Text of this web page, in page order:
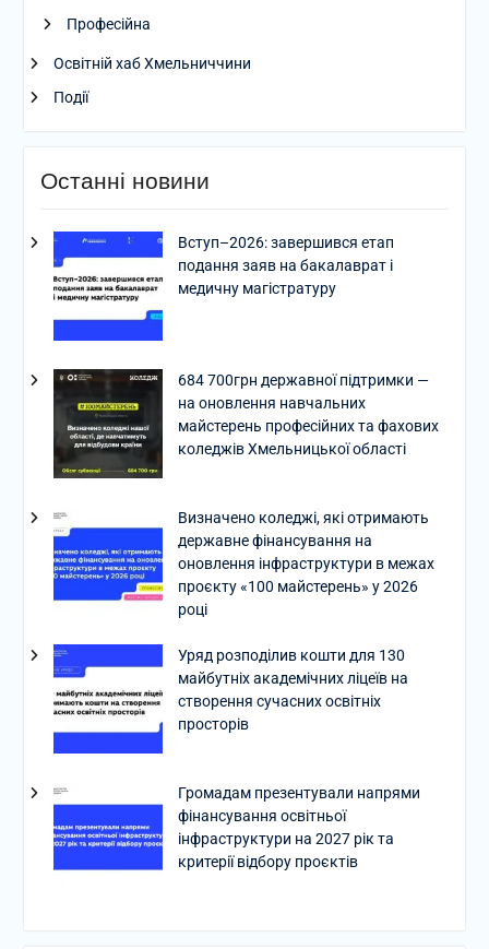
Професійна
Освітній хаб Хмельниччини
Події
Останні новини
Вступ–2026: завершився етап
подання заяв на бакалаврат і
медичну магістратуру
684 700грн державної підтримки —
на оновлення навчальних
майстерень професійних та фахових
коледжів Хмельницької області
Визначено коледжі, які отримають
державне фінансування на
оновлення інфраструктури в межах
проєкту «100 майстерень» у 2026
році
Уряд розподілив кошти для 130
майбутніх академічних ліцеїв на
створення сучасних освітніх
просторів
Громадам презентували напрями
фінансування освітньої
інфраструктури на 2027 рік та
критерії відбору проєктів